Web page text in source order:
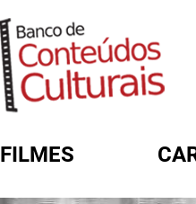
FILMES